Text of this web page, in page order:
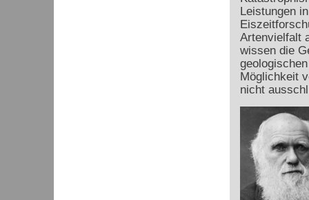
Leistungen
Artenvielfalt
wissen die
Möglichkeit
nicht